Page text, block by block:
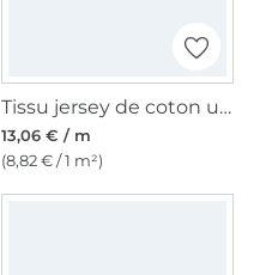
Tissu jersey de coton uni, bleu nuit
13,06 € / m
(8,82 € / 1 m²)